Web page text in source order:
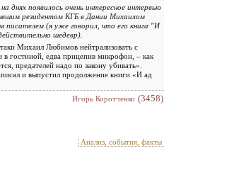
днях появилось очень интересное интервью
резидентом КГБ в Дании Михаилом
(я уже говорил, что его книга "И
шедевр).
Михаил Любимов нейтрализовать с
в гостиной, едва прицепив микрофон, – как
предателей надо по закону убивать».
и выпустил продолжение книги «И ад
Игорь Коротченко (3458)
Анализ, события, факты